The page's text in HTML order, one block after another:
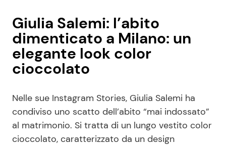
Pubblicità
Privacy Policy
Giulia Salemi: l’abito
dimenticato a Milano: un
elegante look color
cioccolato
Nelle sue Instagram Stories, Giulia Salemi ha
condiviso uno scatto dell’abito “mai indossato”
al matrimonio. Si tratta di un lungo vestito color
cioccolato, caratterizzato da un design